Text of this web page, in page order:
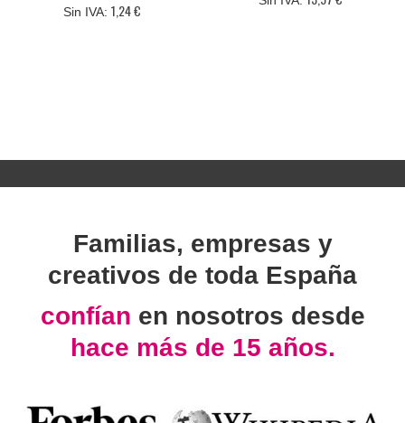
1,24 €
Familias, empresas y
creativos de toda España
confían en nosotros desde
hace más de 15 años.